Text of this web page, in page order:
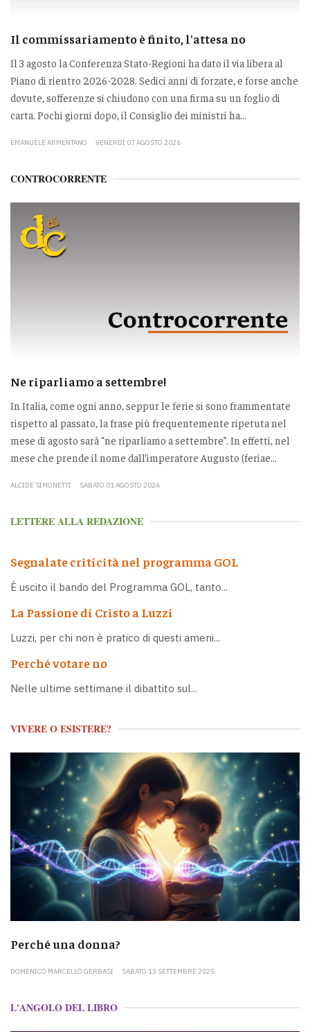
Il commissariamento è finito, l'attesa no
Il 3 agosto la Conferenza Stato-Regioni ha dato il via libera al
Piano di rientro 2026-2028. Sedici anni di forzate, e forse anche
dovute, sofferenze si chiudono con una firma su un foglio di
carta. Pochi giorni dopo, il Consiglio dei ministri ha...
EMANUELE ARMENTANO VENERDÌ 07 AGOSTO 2026
CONTROCORRENTE
Ne riparliamo a settembre!
In Italia, come ogni anno, seppur le ferie si sono frammentate
rispetto al passato, la frase più frequentemente ripetuta nel
mese di agosto sarà “ne riparliamo a settembre”. In effetti, nel
mese che prende il nome dall’imperatore Augusto (feriae...
ALCIDE SIMONETTI SABATO 01 AGOSTO 2026
LETTERE ALLA REDAZIONE
Segnalate criticità nel programma GOL
È uscito il bando del Programma GOL, tanto...
La Passione di Cristo a Luzzi
Luzzi, per chi non è pratico di questi ameni...
Perché votare no
Nelle ultime settimane il dibattito sul...
VIVERE O ESISTERE?
Perché una donna?
DOMENICO MARCELLO GERBASI SABATO 13 SETTEMBRE 2025
L'ANGOLO DEL LIBRO